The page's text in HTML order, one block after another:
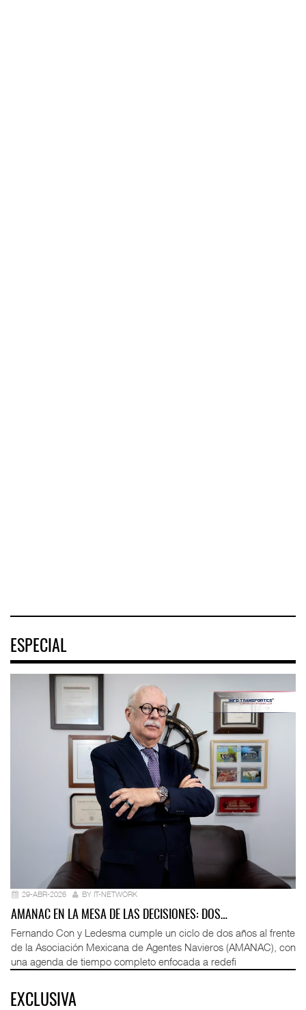
ESPECIAL
29-ABR-2026 BY IT-NETWORK
AMANAC EN LA MESA DE LAS DECISIONES: DOS…
Fernando Con y Ledesma cumple un ciclo de dos años al frente
de la Asociación Mexicana de Agentes Navieros (AMANAC), con
una agenda de tiempo completo enfocada a redefi
EXCLUSIVA